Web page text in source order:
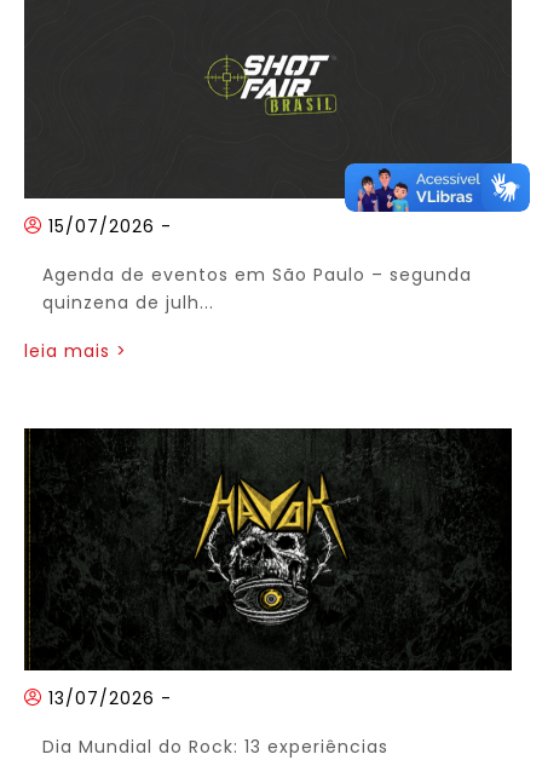
15/07/2026 -
Agenda de eventos em São Paulo – segunda
quinzena de julh...
leia mais >
13/07/2026 -
Dia Mundial do Rock: 13 experiências